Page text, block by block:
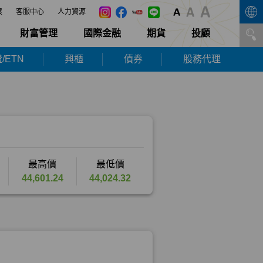
客服中心 人力資源
財富管理 國際金融 期貨 投顧
ETN 興櫃 債券 股務代理